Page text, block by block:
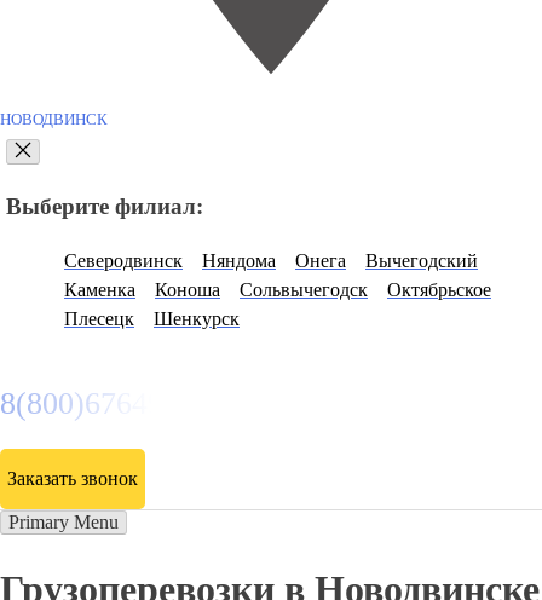
НОВОДВИНСК
Выберите филиал:
Северодвинск Няндома Онега
Вычегодский
Каменка
Коноша Сольвычегодск
Октябрьское
Плесецк
Шенкурск
8(800)6764935
Заказать звонок
Primary Menu
Грузоперевозки в Новодвинске